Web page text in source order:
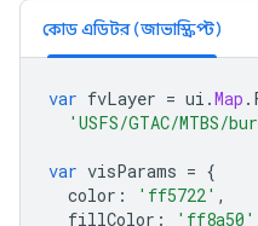
কোড এডিটর (জাভাস্ক্রিপ্ট)
var fvLayer = ui .Map .
'USFS/GTAC/MTBS/
var visParams = {
color : 'ff5722' ,
fillColor : 'ff8a50'